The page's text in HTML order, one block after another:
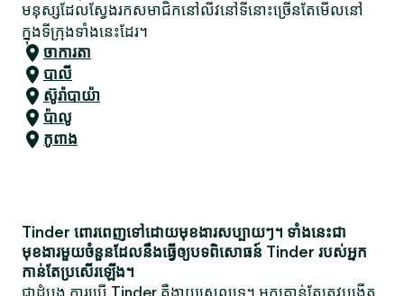
មនុស្សដែលស្វែងរកសមាជិកនៅលីវនៅទីនោះច្រើនតែមើលនៅ
ក្នុងទីក្រុងទាំងនេះដែរ។
ចាការតា
បាលី
ស៊ូរ៉ាបាយ៉ា
ប៉ាលូ
កូពាង
Tinder ពោរពេញទៅដោយមុខងារសប្បាយៗ។ ទាំងនេះជា
មុខងារមួយចំនួនដែលនឹងធ្វើឲ្យបទពិសោធន៍ Tinder របស់អ្នក
កាន់តែប្រសើរឡើង។
ជាដំបូង ការប្រើ Tinder គឺងាយស្រួលទេ។ អ្នកគ្រាន់តែត្រូវបង្កើត